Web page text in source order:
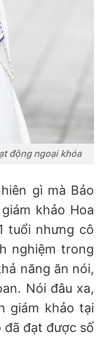
động ngoại khóa
gì mà Bảo
khảo Hoa
tuổi nhưng cô
nghiệm trong
năng ăn nói,
Nói đâu xa,
giám khảo tại
đạt được số